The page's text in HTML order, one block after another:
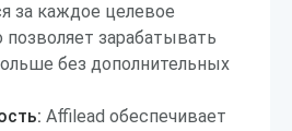
за каждое целевое
зарабатывать
без дополнительных
Affilead обеспечивает